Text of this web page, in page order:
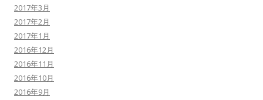
2017年3月
2017年2月
2017年1月
2016年12月
2016年11月
2016年10月
2016年9月